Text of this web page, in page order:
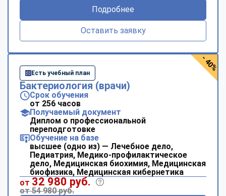
Подробнее
Оставить заявку
Есть учебный план
Бактериология (врачи)
Срок обучения
от 256 часов
Получаемый документ
Диплом о профессиональной
переподготовке
Обучение на базе
высшее (одно из) — Лечебное дело,
Педиатрия, Медико-профилактическое
дело, Медицинская биохимия, Медицинская
биофизика, Медицинская кибернетика
от 32 980 руб.
от 54 980 руб.
- 40%